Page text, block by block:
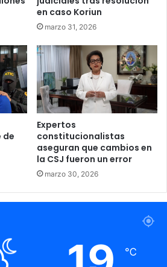
Dipampco
pandilleros
en caso Koriun
marzo 31, 2026
de
Expertos
constitucionalistas
aseguran que cambios en
la CSJ fueron un error
marzo 30, 2026
℃